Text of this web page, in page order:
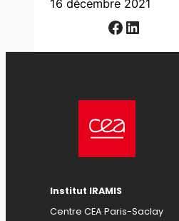
16 décembre 2021
Facebook LinkedIn
Institut IRAMIS
Centre CEA Paris-Saclay